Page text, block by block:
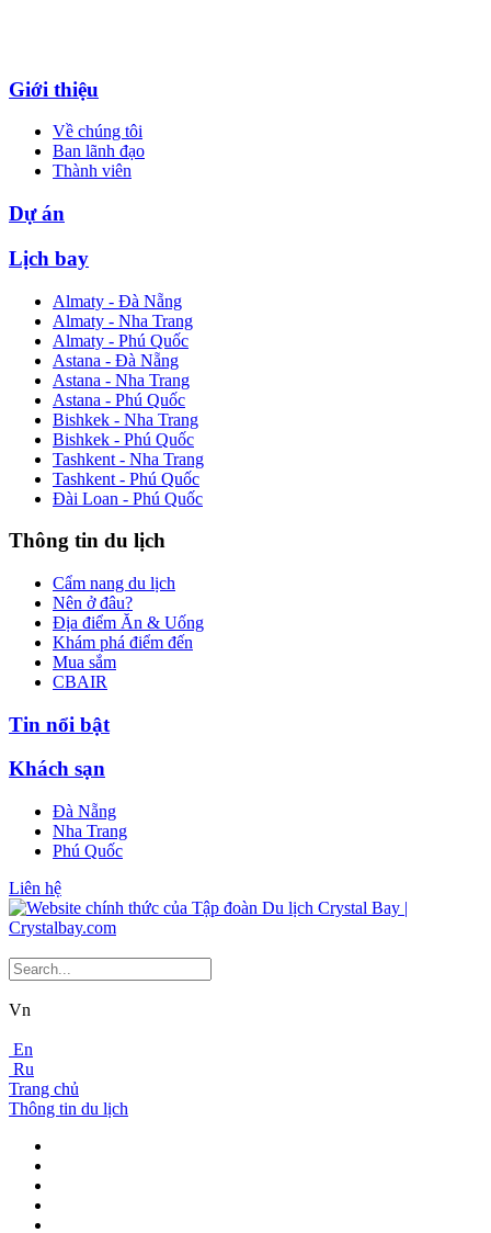
Giới thiệu
Về chúng tôi
Ban lãnh đạo
Thành viên
Dự án
Lịch bay
Almaty - Đà Nẵng
Almaty - Nha Trang
Almaty - Phú Quốc
Astana - Đà Nẵng
Astana - Nha Trang
Astana - Phú Quốc
Bishkek - Nha Trang
Bishkek - Phú Quốc
Tashkent - Nha Trang
Tashkent - Phú Quốc
Đài Loan - Phú Quốc
Thông tin du lịch
Cẩm nang du lịch
Nên ở đâu?
Địa điểm Ăn & Uống
Khám phá điểm đến
Mua sắm
CBAIR
Tin nổi bật
Khách sạn
Đà Nẵng
Nha Trang
Phú Quốc
Liên hệ
Vn
En
Ru
Trang chủ
Thông tin du lịch